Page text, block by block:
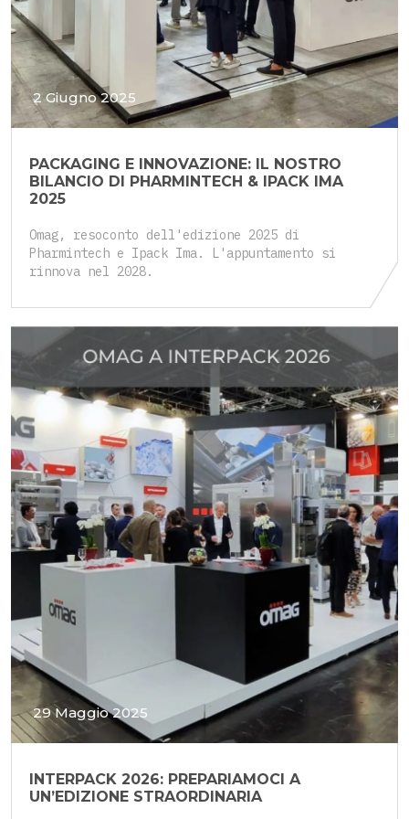
2 Giugno 2025
PACKAGING E INNOVAZIONE: IL NOSTRO
BILANCIO DI PHARMINTECH & IPACK IMA
2025
Omag, resoconto dell'edizione 2025 di
Pharmintech e Ipack Ima. L'appuntamento si
rinnova nel 2028.
29 Maggio 2025
INTERPACK 2026: PREPARIAMOCI A
UN’EDIZIONE STRAORDINARIA